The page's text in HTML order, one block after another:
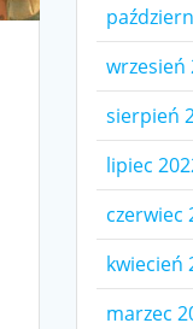
wrzesień
sierpień
lipiec
czerwiec
kwiecień
marzec